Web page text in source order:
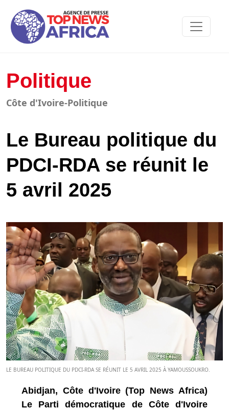
Politique
Côte d'Ivoire-Politique
Le Bureau politique du
PDCI-RDA se réunit le
5 avril 2025
LE BUREAU POLITIQUE DU PDCI-RDA SE RÉUNIT LE 5 AVRIL 2025 À YAMOUSSOUKRO.
Abidjan, Côte d'Ivoire (Top News Africa)
Le Parti démocratique de Côte d'Ivoire